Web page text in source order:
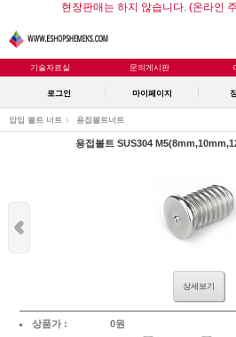
현장판매는 하지 않습니다. (온라인
기술자료실 문의게시판
로그인 마이페이지
압입 볼트 너트 용접볼트너트
용접볼트 SUS304
상세보기
상품가 :
0원